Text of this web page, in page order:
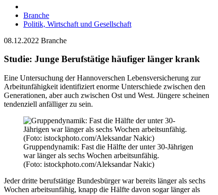
Branche
Politik, Wirtschaft und Gesellschaft
08.12.2022 Branche
Studie: Junge Berufstätige häufiger länger krank
Eine Untersuchung der Hannoverschen Lebensversicherung zur
Arbeitunfähigkeit identifiziert enorme Unterschiede zwischen den
Generationen, aber auch zwischen Ost und West. Jüngere scheinen
tendenziell anfälliger zu sein.
Gruppendynamik: Fast die Hälfte der unter 30-Jährigen
war länger als sechs Wochen arbeitsunfähig.
(Foto: istockphoto.com/Aleksandar Nakic)
Jeder dritte berufstätige Bundesbürger war bereits länger als sechs
Wochen arbeitsunfähig, knapp die Hälfte davon sogar länger als